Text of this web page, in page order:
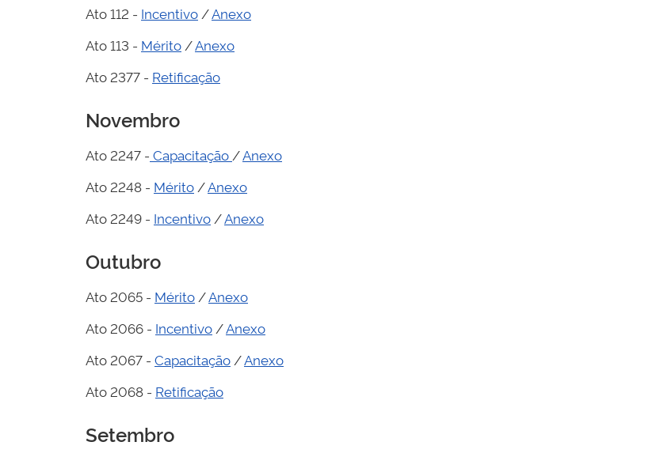
Ato 112 - Incentivo /Anexo
Ato 113 - Mérito /Anexo
Ato 2377 - Retificação
Novembro
Ato 2247 - Capacitação /Anexo
Ato 2248 - Mérito /Anexo
Ato 2249 - Incentivo /Anexo
Outubro
Ato 2065 - Mérito /Anexo
Ato 2066 - Incentivo /Anexo
Ato 2067 - Capacitação /Anexo
Ato 2068 - Retificação
Setembro